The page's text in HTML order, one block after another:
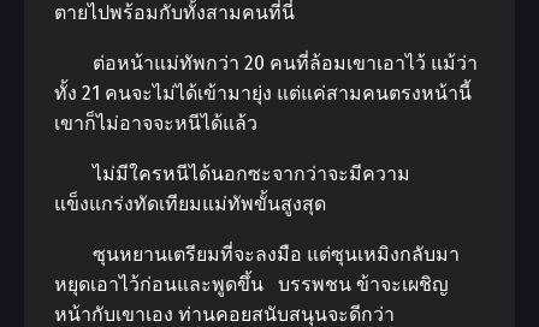
ตายไปพร้อมกับทั้งสามคนที่นี่
ต่อหน้าแม่ทัพกว่า 20 คนที่ล้อมเขาเอาไว้ แม้ว่า
ทั้ง 21 คนจะไม่ได้เข้ามายุ่ง แต่แค่สามคนตรงหน้านี้
เขาก็ไม่อาจจะหนีได้แล้ว
ไม่มีใครหนีได้นอกซะจากว่าจะมีความ
แข็งแกร่งทัดเทียมแม่ทัพขั้นสูงสุด
ซุนหยานเตรียมที่จะลงมือ แต่ซุนเหมิงกลับมา
หยุดเอาไว้ก่อนและพูดขึ้น บรรพชน ข้าจะเผชิญ
หน้ากับเขาเอง ท่านคอยสนับสนุนจะดีกว่า